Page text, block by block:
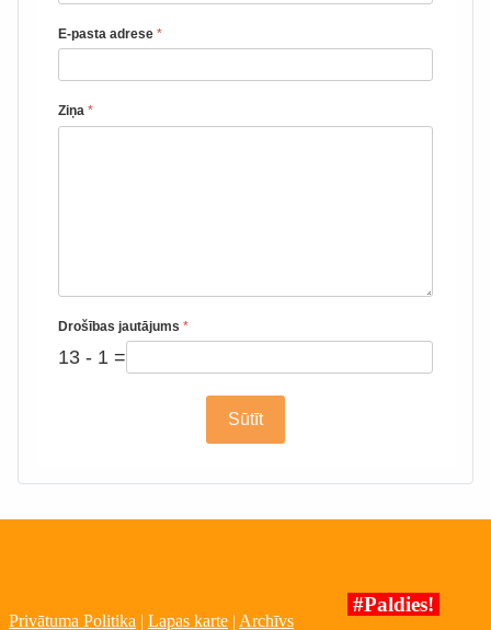
E-pasta adrese *
Ziņa *
Drošības jautājums *
13 - 1 =
Sūtīt
Privātuma Politika | Lapas karte | Archīvs
#Paldies!